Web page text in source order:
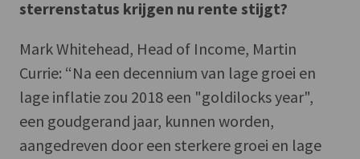
sterrenstatus krijgen nu rente stijgt?
Mark Whitehead, Head of Income, Martin
Currie: “Na een decennium van lage groei en
lage inflatie zou 2018 een "goldilocks year",
een goudgerand jaar, kunnen worden,
aangedreven door een sterkere groei en lage